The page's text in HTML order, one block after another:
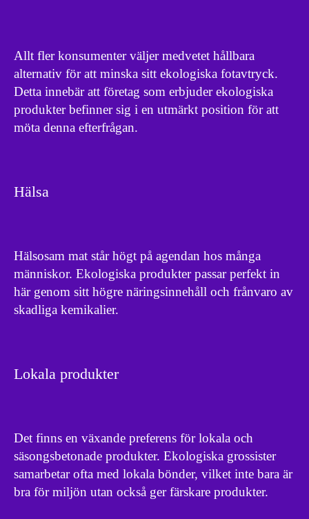
Allt fler konsumenter väljer medvetet hållbara
alternativ för att minska sitt ekologiska fotavtryck.
Detta innebär att företag som erbjuder ekologiska
produkter befinner sig i en utmärkt position för att
möta denna efterfrågan.
Hälsa
Hälsosam mat står högt på agendan hos många
människor. Ekologiska produkter passar perfekt in
här genom sitt högre näringsinnehåll och frånvaro av
skadliga kemikalier.
Lokala produkter
Det finns en växande preferens för lokala och
säsongsbetonade produkter. Ekologiska grossister
samarbetar ofta med lokala bönder, vilket inte bara är
bra för miljön utan också ger färskare produkter.